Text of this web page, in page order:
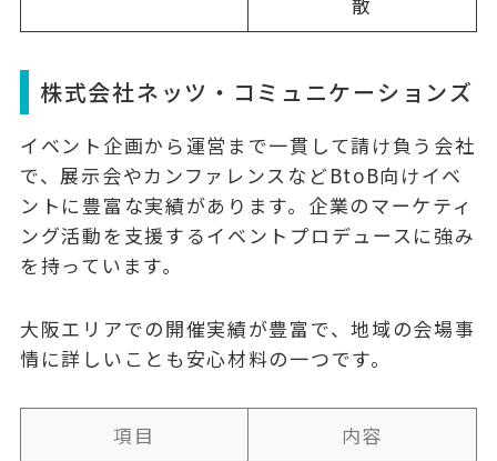
株式会社ネッツ・コミュニケーションズ
イベント企画から運営まで一貫して請け負う会社
で、 展示会やカンファレンスなどBtoB向けイベ
ント に豊富な実績があります。企業のマーケティ
ング活動を支援するイベントプロデュースに強み
を持っています。
大阪エリアでの開催実績が豊富で、地域の会場事
情に詳しいことも安心材料の一つです。
項目
内容